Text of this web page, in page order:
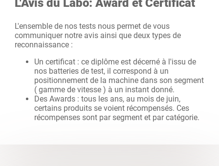
L'Avis du Labo: Award et Certificat
L'ensemble de nos tests nous permet de vous
communiquer notre avis ainsi que deux types de
reconnaissance :
Un certificat : ce diplôme est décerné à l'issu de
nos batteries de test, il correspond à un
positionnement de la machine dans son segment
( gamme de vitesse ) à un instant donné.
Des Awards : tous les ans, au mois de juin,
certains produits se voient récompensés. Ces
récompenses sont par segment et par catégorie.